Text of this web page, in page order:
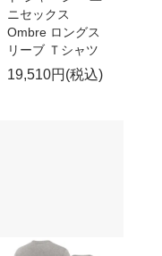
ニセックス
Ombre ロングス
リーブ Ｔシャツ
19,510円(税込)